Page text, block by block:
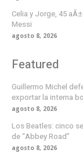
Celia y Jorge, 45
Messi
agosto 8, 2026
Featured
Guillermo Michel
exportar la interna
agosto 8, 2026
Los Beatles: cinco
de “Abbey Road”
agosto 8, 2026